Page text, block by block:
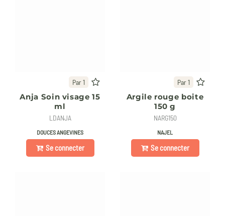
Par 1
Anja Soin visage 15
ml
LDANJA
DOUCES ANGEVINES
Se connecter
Par 1
Argile rouge boite
150 g
NARG150
NAJEL
Se connecter